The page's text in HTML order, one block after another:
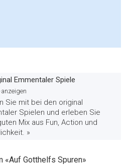
Emmentaler Spiele
anzeigen
Sie mit bei den original
Spielen und erleben Sie
Mix aus Fun, Action und
»
«Auf Gotthelfs Spuren»